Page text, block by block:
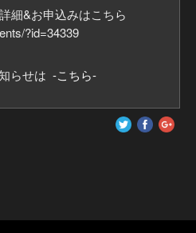
?id=19058&mode=ev
はこちらから
?id=48998
細&お申込みはこちら
?id=34339
らせは -こちら-